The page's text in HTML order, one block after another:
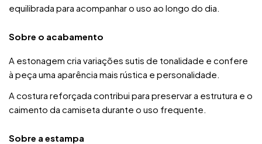
equilibrada para acompanhar o uso ao longo do dia.
Sobre o acabamento
A estonagem cria variações sutis de tonalidade e confere
à peça uma aparência mais rústica e personalidade.
A costura reforçada contribui para preservar a estrutura e o
caimento da camiseta durante o uso frequente.
Sobre a estampa